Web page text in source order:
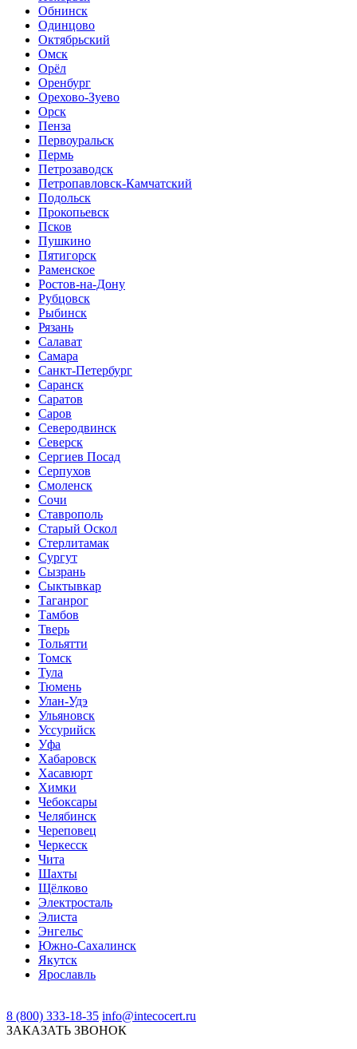
Обнинск
Одинцово
Октябрьский
Омск
Орёл
Оренбург
Орехово-Зуево
Орск
Пенза
Первоуральск
Пермь
Петрозаводск
Петропавловск-Камчатский
Подольск
Прокопьевск
Псков
Пушкино
Пятигорск
Раменское
Ростов-на-Дону
Рубцовск
Рыбинск
Рязань
Салават
Самара
Санкт-Петербург
Саранск
Саратов
Саров
Северодвинск
Северск
Сергиев Посад
Серпухов
Смоленск
Сочи
Ставрополь
Старый Оскол
Стерлитамак
Сургут
Сызрань
Сыктывкар
Таганрог
Тамбов
Тверь
Тольятти
Томск
Тула
Тюмень
Улан-Удэ
Ульяновск
Уссурийск
Уфа
Хабаровск
Хасавюрт
Химки
Чебоксары
Челябинск
Череповец
Черкесск
Чита
Шахты
Щёлково
Электросталь
Элиста
Энгельс
Южно-Сахалинск
Якутск
Ярославль
8 (800) 333-18-35 info@intecocert.ru
ЗАКАЗАТЬ ЗВОНОК